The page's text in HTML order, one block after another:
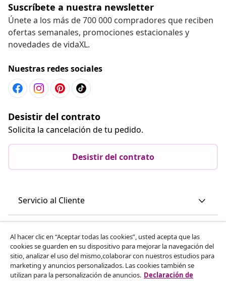
Suscríbete a nuestra newsletter
Únete a los más de 700 000 compradores que reciben
ofertas semanales, promociones estacionales y
novedades de vidaXL.
Nuestras redes sociales
Desistir del contrato
Solicita la cancelación de tu pedido.
Desistir del contrato
Servicio al Cliente
vidaXL
Al hacer clic en “Aceptar todas las cookies”, usted acepta que las
cookies se guarden en su dispositivo para mejorar la navegación del
sitio, analizar el uso del mismo,colaborar con nuestros estudios para
marketing y anuncios personalizados. Las cookies también se
utilizan para la personalización de anuncios. Declaración de